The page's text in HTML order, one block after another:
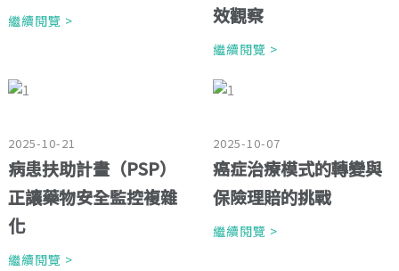
繼續閱覽 >
效觀察
繼續閱覽 >
2025-10-21
病患扶助計畫（PSP）
正讓藥物安全監控複雜
化
繼續閱覽 >
2025-10-07
癌症治療模式的轉變與
保險理賠的挑戰
繼續閱覽 >